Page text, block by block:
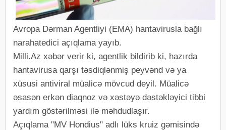
Avropa Dərman Agentliyi (EMA) hantavirusla bağlı
narahatedici açıqlama yayıb.
Milli.Az xəbər verir ki, agentlik bildirib ki, hazırda
hantavirusa qarşı təsdiqlənmiş peyvənd və ya
xüsusi antiviral müalicə mövcud deyil. Müalicə
əsasən erkən diaqnoz və xəstəyə dəstəkləyici tibbi
yardım göstərilməsi ilə məhdudlaşır.
Açıqlama "MV Hondius" adlı lüks kruiz gəmisində